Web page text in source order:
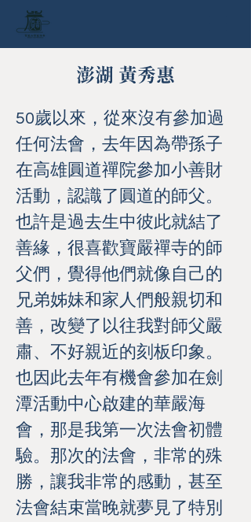
澎湖 黃秀惠
50歲以來，從來沒有參加過
任何法會，去年因為帶孫子
在高雄圓道禪院參加小善財
活動，認識了圓道的師父。
也許是過去生中彼此就結了
善緣，很喜歡寶嚴禪寺的師
父們，覺得他們就像自己的
兄弟姊妹和家人們般親切和
善，改變了以往我對師父嚴
肅、不好親近的刻板印象。
也因此去年有機會參加在劍
潭活動中心啟建的華嚴海
會，那是我第一次法會初體
驗。那次的法會，非常的殊
勝，讓我非常的感動，甚至
法會結束當晚就夢見了特別